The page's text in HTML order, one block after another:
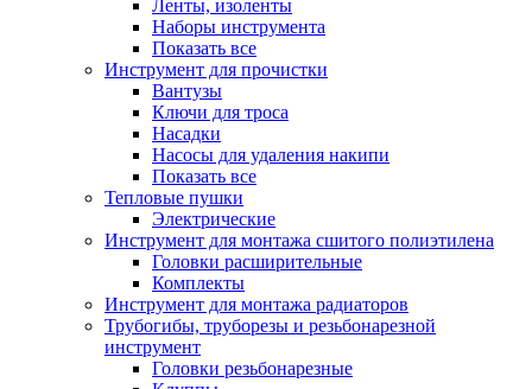
Ленты, изоленты
Наборы инструмента
Показать все
Инструмент для прочистки
Вантузы
Ключи для троса
Насадки
Насосы для удаления накипи
Показать все
Тепловые пушки
Электрические
Инструмент для монтажа сшитого полиэтилена
Головки расширительные
Комплекты
Инструмент для монтажа радиаторов
Трубогибы, труборезы и резьбонарезной
инструмент
Головки резьбонарезные